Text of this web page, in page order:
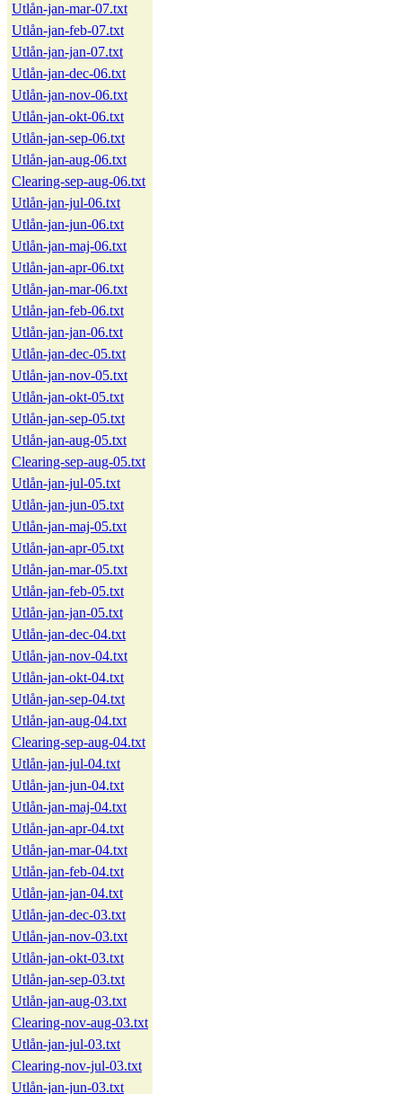
Utlån-jan-mar-07.txt
Utlån-jan-feb-07.txt
Utlån-jan-jan-07.txt
Utlån-jan-dec-06.txt
Utlån-jan-nov-06.txt
Utlån-jan-okt-06.txt
Utlån-jan-sep-06.txt
Utlån-jan-aug-06.txt
Clearing-sep-aug-06.txt
Utlån-jan-jul-06.txt
Utlån-jan-jun-06.txt
Utlån-jan-maj-06.txt
Utlån-jan-apr-06.txt
Utlån-jan-mar-06.txt
Utlån-jan-feb-06.txt
Utlån-jan-jan-06.txt
Utlån-jan-dec-05.txt
Utlån-jan-nov-05.txt
Utlån-jan-okt-05.txt
Utlån-jan-sep-05.txt
Utlån-jan-aug-05.txt
Clearing-sep-aug-05.txt
Utlån-jan-jul-05.txt
Utlån-jan-jun-05.txt
Utlån-jan-maj-05.txt
Utlån-jan-apr-05.txt
Utlån-jan-mar-05.txt
Utlån-jan-feb-05.txt
Utlån-jan-jan-05.txt
Utlån-jan-dec-04.txt
Utlån-jan-nov-04.txt
Utlån-jan-okt-04.txt
Utlån-jan-sep-04.txt
Utlån-jan-aug-04.txt
Clearing-sep-aug-04.txt
Utlån-jan-jul-04.txt
Utlån-jan-jun-04.txt
Utlån-jan-maj-04.txt
Utlån-jan-apr-04.txt
Utlån-jan-mar-04.txt
Utlån-jan-feb-04.txt
Utlån-jan-jan-04.txt
Utlån-jan-dec-03.txt
Utlån-jan-nov-03.txt
Utlån-jan-okt-03.txt
Utlån-jan-sep-03.txt
Utlån-jan-aug-03.txt
Clearing-nov-aug-03.txt
Utlån-jan-jul-03.txt
Clearing-nov-jul-03.txt
Utlån-jan-jun-03.txt